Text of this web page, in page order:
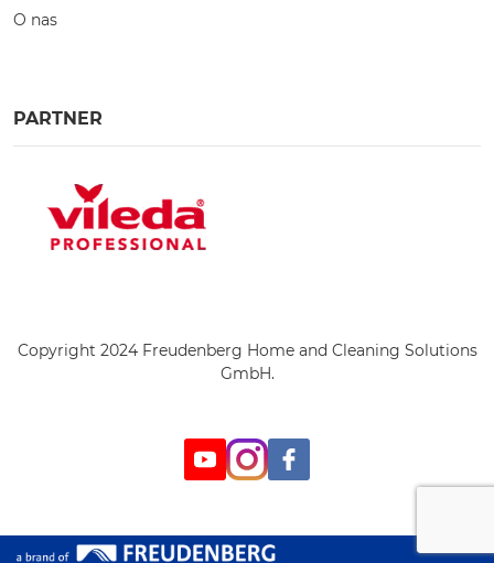
O nas
PARTNER
Copyright 2024 Freudenberg Home and Cleaning Solutions
GmbH.